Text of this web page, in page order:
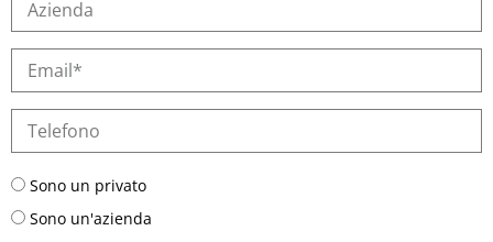
Sono un privato
Sono un'azienda